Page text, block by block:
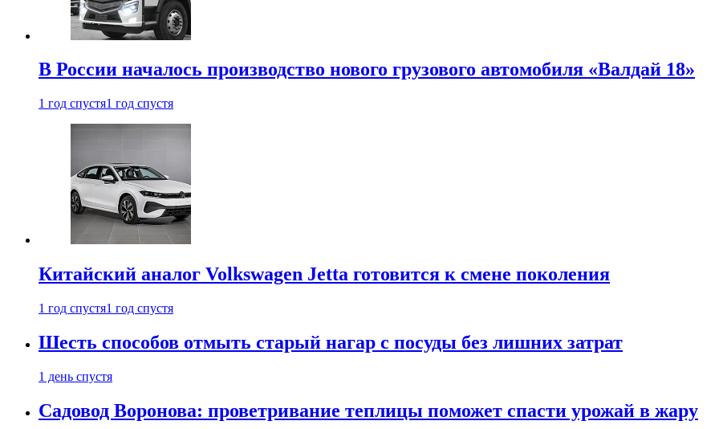
В России началось производство нового грузового автомобиля «Валдай 18»
1 год спустя1 год спустя
Китайский аналог Volkswagen Jetta готовится к смене поколения
1 год спустя1 год спустя
Шесть способов отмыть старый нагар с посуды без лишних затрат
1 день спустя
Садовод Воронова: проветривание теплицы поможет спасти урожай в жару